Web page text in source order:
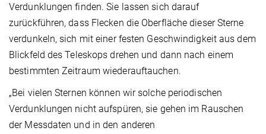
Verdunklungen finden. Sie lassen sich darauf
zurückführen, dass Flecken die Oberfläche dieser Sterne
verdunkeln, sich mit einer festen Geschwindigkeit aus dem
Blickfeld des Teleskops drehen und dann nach einem
bestimmten Zeitraum wiederauftauchen.
„Bei vielen Sternen können wir solche periodischen
Verdunklungen nicht aufspüren, sie gehen im Rauschen
der Messdaten und in den anderen